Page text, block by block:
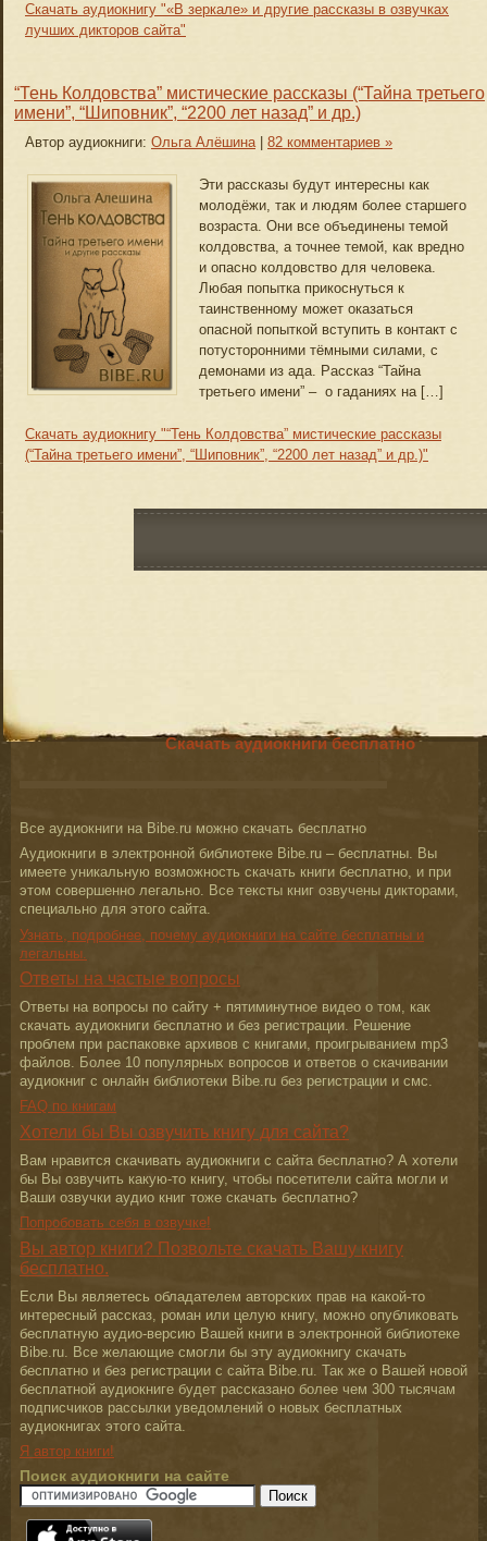
Скачать аудиокнигу "«В зеркале» и другие рассказы в озвучках
лучших дикторов сайта"
“Тень Колдовства” мистические рассказы (“Тайна третьего
имени”, “Шиповник”, “2200 лет назад” и др.)
Автор аудиокниги: Ольга Алёшина| 82 комментариев »
Эти рассказы будут интересны как
молодёжи, так и людям более старшего
возраста. Они все объединены темой
колдовства, а точнее темой, как вредно
и опасно колдовство для человека.
Любая попытка прикоснуться к
таинственному может оказаться
опасной попыткой вступить в контакт с
потусторонними тёмными силами, с
демонами из ада. Рассказ “Тайна
третьего имени” – о гаданиях на […]
Скачать аудиокнигу "“Тень Колдовства” мистические рассказы
(“Тайна третьего имени”, “Шиповник”, “2200 лет назад” и др.)"
Скачать аудиокниги бесплатно
Все аудиокниги на Bibe.ru можно скачать бесплатно
Аудиокниги в электронной библиотеке Bibe.ru – бесплатны. Вы
имеете уникальную возможность скачать книги бесплатно, и при
этом совершенно легально. Все тексты книг озвучены дикторами,
специально для этого сайта.
Узнать, подробнее, почему аудиокниги на сайте бесплатны и
легальны.
Ответы на частые вопросы
Ответы на вопросы по сайту + пятиминутное видео о том, как
скачать аудиокниги бесплатно и без регистрации. Решение
проблем при распаковке архивов с книгами, проигрыванием mp3
файлов. Более 10 популярных вопросов и ответов о скачивании
аудиокниг с онлайн библиотеки Bibe.ru без регистрации и смс.
FAQ по книгам
Хотели бы Вы озвучить книгу для сайта?
Вам нравится скачивать аудиокниги с сайта бесплатно? А хотели
бы Вы озвучить какую-то книгу, чтобы посетители сайта могли и
Ваши озвучки аудио книг тоже скачать бесплатно?
Попробовать себя в озвучке!
Вы автор книги? Позвольте скачать Вашу книгу
бесплатно.
Если Вы являетесь обладателем авторских прав на какой-то
интересный рассказ, роман или целую книгу, можно опубликовать
бесплатную аудио-версию Вашей книги в электронной библиотеке
Bibe.ru. Все желающие смогли бы эту аудиокнигу скачать
бесплатно и без регистрации с сайта Bibe.ru. Так же о Вашей новой
бесплатной аудиокниге будет рассказано более чем 300 тысячам
подписчиков рассылки уведомлений о новых бесплатных
аудиокнигах этого сайта.
Я автор книги!
Поиск аудиокниги на сайте